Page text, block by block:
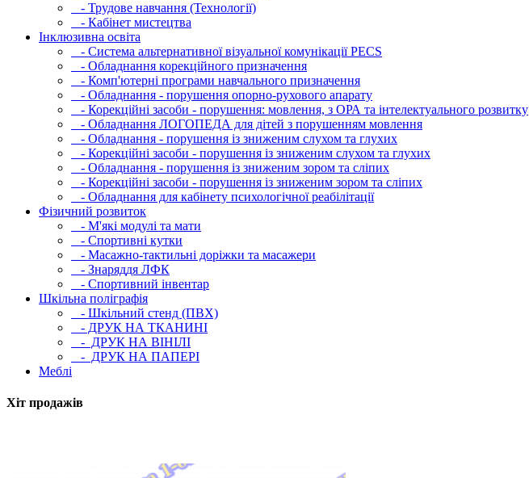
- Трудове навчання (Технології)
- Кабінет мистецтва
Інклюзивна освіта
- Система альтернативної візуальної комунікації PECS
- Обладнання корекційного призначення
- Комп'ютерні програми навчального призначення
- Обладнання - порушення опорно-рухового апарату
- Корекційні засоби - порушення: мовлення, з ОРА та інтелектуального розвитку
- Обладнання ЛОГОПЕДА для дітей з порушенням мовлення
- Обладнання - порушення із зниженим слухом та глухих
- Корекційні засоби - порушення із зниженим слухом та глухих
- Обладнання - порушення із зниженим зором та сліпих
- Корекційні засоби - порушення із зниженим зором та сліпих
- Обладнання для кабінету психологічної реабілітації
Фізичний розвиток
- М'які модулi та мати
- Спортивні кутки
- Масажно-тактильні доріжки та масажери
- Знаряддя ЛФК
- Спортивний інвентар
Шкільна поліграфія
- Шкільний стенд (ПВХ)
- ДРУК НА ТКАНИНІ
- ДРУК НА ВІНІЛІ
- ДРУК НА ПАПЕРІ
Меблі
Хіт продажів